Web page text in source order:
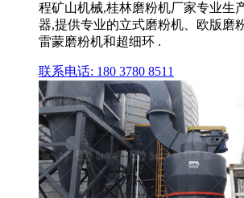
程矿山机械,桂林磨粉机厂家专业生
器,提供专业的立式磨粉机、欧版磨
雷蒙磨粉机和超细环 .
联系电话: 180 3780 8511